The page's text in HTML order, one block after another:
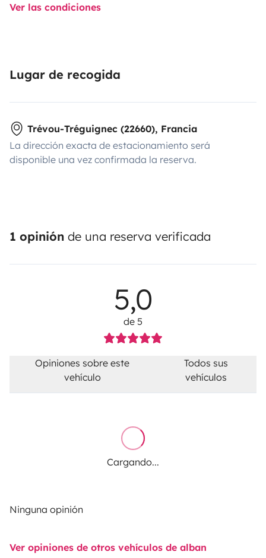
Ver las condiciones
Lugar de recogida
Trévou-Tréguignec (22660), Francia
La dirección exacta de estacionamiento será
disponible una vez confirmada la reserva.
1 opinión de una reserva verificada
5,0
de 5
Opiniones sobre este
vehículo
Todos sus
vehículos
Cargando...
Ninguna opinión
Ver opiniones de otros vehículos de alban